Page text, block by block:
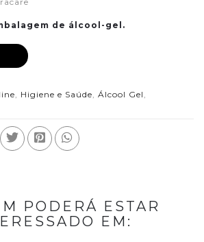
de álcool-gel.
, Higiene e Saúde, Álcool Gel ,
PODERÁ ESTAR
EM: